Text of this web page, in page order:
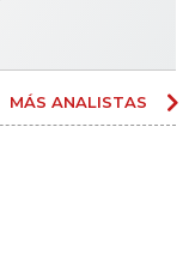
MÁS ANALISTAS